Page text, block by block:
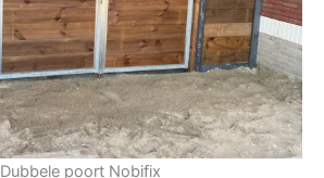
Dubbele poort Nobifix